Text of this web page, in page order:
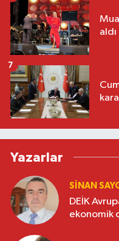
aldı
7
Yazarlar
SINAN
DEİK
ekonomik